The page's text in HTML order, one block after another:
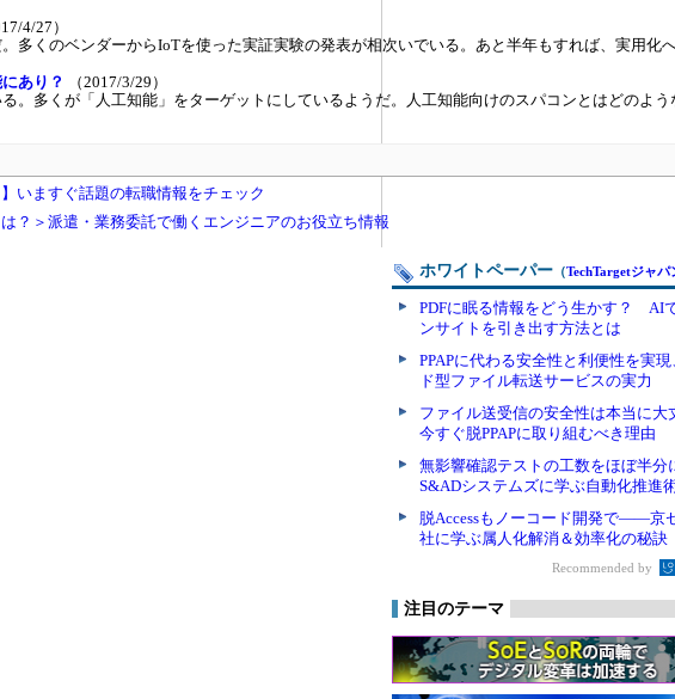
4/27）
多くのベンダーからIoTを使った実証実験の発表が相次いでいる。あと半年もすれば、実用化
あり？
（2017/3/29）
。多くが「人工知能」をターゲットにしているようだ。人工知能向けのスパコンとはどのよう
いますぐ話題の転職情報をチェック
？＞派遣・業務委託で働くエンジニアのお役立ち情報
ホワイトペーパー （TechTargetジャパ
PDFに眠る情報をどう生かす？ AI
ンサイトを引き出す方法とは
PPAPに代わる安全性と利便性を実現
ド型ファイル転送サービスの実力
ファイル送受信の安全性は本当に
今すぐ脱PPAPに取り組むべき理由
無影響確認テストの工数をほぼ半分
S&ADシステムズに学ぶ自動化推進
脱Accessもノーコード開発で――京
社に学ぶ属人化解消＆効率化の秘訣
Recommended by
注目のテーマ